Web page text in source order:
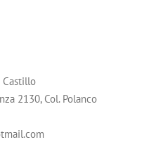
Castillo
2130, Col. Polanco